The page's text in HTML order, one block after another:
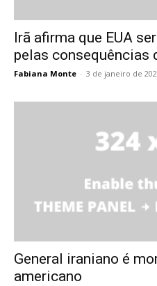
Irã afirma que EUA
pelas consequências
Fabiana Monte - 3 de janeiro de
General iraniano é
americano